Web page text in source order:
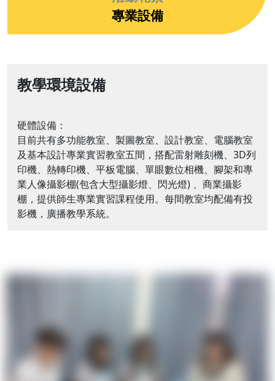
專業設備
教學環境設備
硬體設備：
目前共有多功能教室、製圖教室、設計教室、電腦教室
及基本設計專業實習教室五間，搭配雷射雕刻機、3D列
印機、熱轉印機、平板電腦、單眼數位相機、腳架和專
業人像攝影棚(包含大型攝影燈、閃光燈) 、商業攝影
棚，提供師生專業實習課程使用。每間教室均配備有投
影機，廣播教學系統。